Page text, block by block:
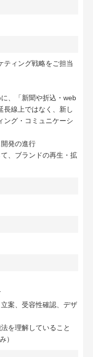
ティング戦略をご担当
、「新聞や折込・web
長線上ではなく、新し
ング・コミュニケーシ
発の進行
、ブランドの再生・拡
案、受容性確認、デザ
を理解していること
）